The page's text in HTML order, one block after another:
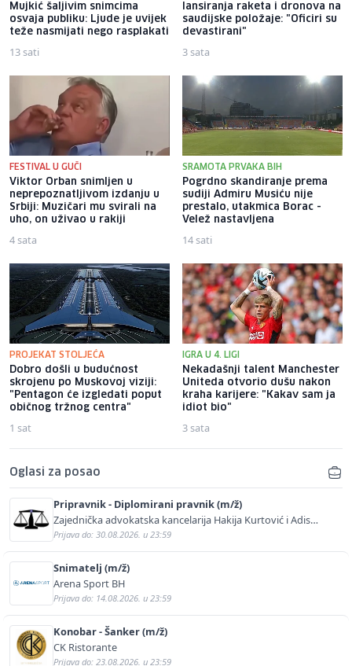
Mujkić šaljivim snimcima
osvaja publiku: Ljude je uvijek
teže nasmijati nego rasplakati
13 sati
lansiranja raketa i dronova na
saudijske položaje: "Oficiri su
devastirani"
3 sata
FESTIVAL U GUČI
Viktor Orban snimljen u
neprepoznatljivom izdanju u
Srbiji: Muzičari mu svirali na
uho, on uživao u rakiji
4 sata
SRAMOTA PRVAKA BIH
Pogrdno skandiranje prema
sudiji Admiru Musiću nije
prestalo, utakmica Borac -
Velež nastavljena
14 sati
PROJEKAT STOLJEĆA
Dobro došli u budućnost
skrojenu po Muskovoj viziji:
"Pentagon će izgledati poput
običnog tržnog centra"
1 sat
IGRA U 4. LIGI
Nekadašnji talent Manchester
Uniteda otvorio dušu nakon
kraha karijere: "Kakav sam ja
idiot bio"
3 sata
Oglasi za posao
Pripravnik - Diplomirani pravnik (m/ž)
Zajednička advokatska kancelarija Hakija Kurtović i Adis
Kurtović
Prijava do: 30.08.2026. u 23:59
Snimatelj (m/ž)
Arena Sport BH
Prijava do: 14.08.2026. u 23:59
Konobar - Šanker (m/ž)
CK Ristorante
Prijava do: 23.08.2026. u 23:59